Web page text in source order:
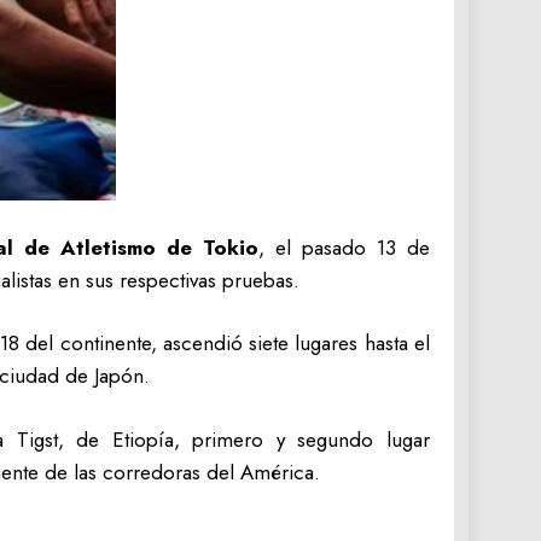
de Atletismo de Tokio, el pasado 13 de
en sus respectivas pruebas.
del continente, ascendió siete lugares hasta el
de Japón.
Tigst, de Etiopía, primero y segundo lugar
de las corredoras del América.